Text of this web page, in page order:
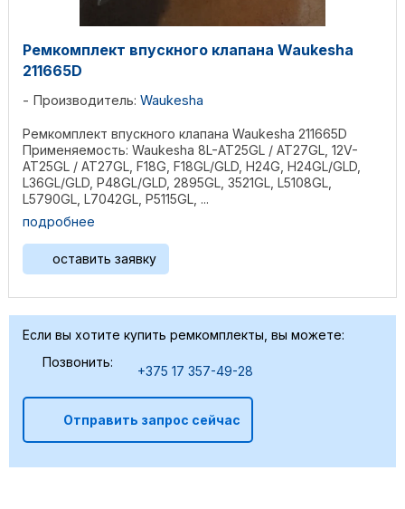
Ремкомплект впускного клапана Waukesha
211665D
Производитель: Waukesha
Ремкомплект впускного клапана Waukesha 211665D
Применяемость: Waukesha 8L-AT25GL / AT27GL, 12V-
AT25GL / AT27GL, F18G, F18GL/GLD, H24G, H24GL/GLD,
L36GL/GLD, P48GL/GLD, 2895GL, 3521GL, L5108GL,
L5790GL, L7042GL, P5115GL, ...
подробнее
оставить заявку
Если вы хотите купить ремкомплекты, вы можете:
Позвонить:
+375 17 357-49-28
Отправить запрос сейчас